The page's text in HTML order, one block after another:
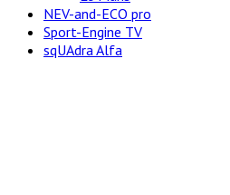
NEV-and-ECO pro
Sport-Engine TV
sqUAdra Alfa